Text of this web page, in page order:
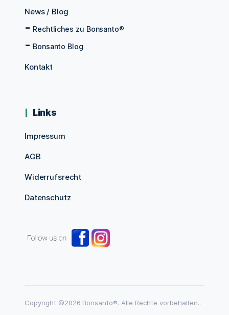
News / Blog
Rechtliches zu Bonsanto®
Bonsanto Blog
Kontakt
Links
Impressum
AGB
Widerrufsrecht
Datenschutz
Copyright ©2026 Bonsanto®. Alle Rechte vorbehalten..